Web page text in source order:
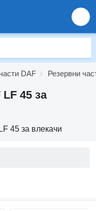
DAF Резервни
45 за
45 за влекачи